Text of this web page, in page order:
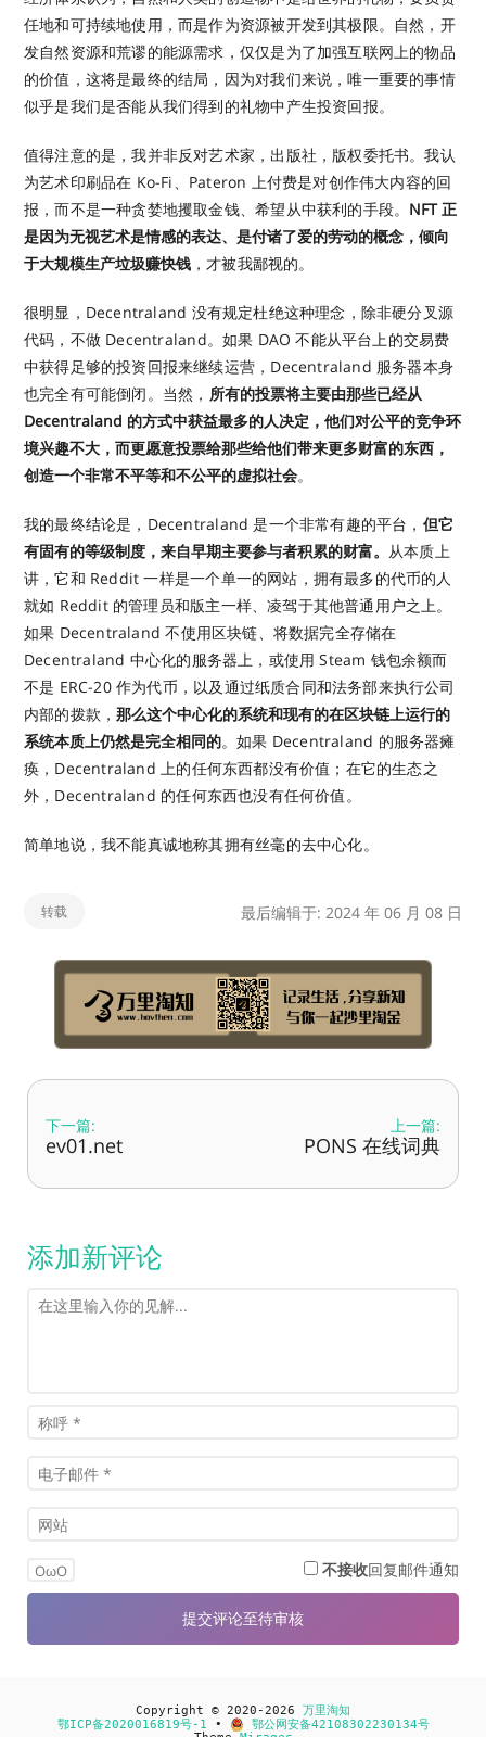
任地和可持续地使用，而是作为资源被开发到其极限。自然，开
发自然资源和荒谬的能源需求，仅仅是为了加强互联网上的物品
的价值，这将是最终的结局，因为对我们来说，唯一重要的事情
似乎是我们是否能从我们得到的礼物中产生投资回报。
值得注意的是，我并非反对艺术家，出版社，版权委托书。我认
为艺术印刷品在 Ko-Fi、Pateron 上付费是对创作伟大内容的回
报，而不是一种贪婪地攫取金钱、希望从中获利的手段。 NFT 正
是因为无视艺术是情感的表达、是付诸了爱的劳动的概念，倾向
于大规模生产垃圾赚快钱 ，才被我鄙视的。
很明显，Decentraland 没有规定杜绝这种理念，除非硬分叉源
代码，不做 Decentraland。如果 DAO 不能从平台上的交易费
中获得足够的投资回报来继续运营，Decentraland 服务器本身
也完全有可能倒闭。当然， 所有的投票将主要由那些已经从
Decentraland 的方式中获益最多的人决定，他们对公平的竞争环
境兴趣不大，而更愿意投票给那些给他们带来更多财富的东西，
创造一个非常不平等和不公平的虚拟社会。
我的最终结论是，Decentraland 是一个非常有趣的平台， 但它
有固有的等级制度，来自早期主要参与者积累的财富。 从本质上
讲，它和 Reddit 一样是一个单一的网站，拥有最多的代币的人
就如 Reddit 的管理员和版主一样、凌驾于其他普通用户之上。
如果 Decentraland 不使用区块链、将数据完全存储在
Decentraland 中心化的服务器上，或使用 Steam 钱包余额而
不是 ERC-20 作为代币，以及通过纸质合同和法务部来执行公司
内部的拨款，那么这个中心化的系统和现有的在区块链上运行的
系统本质上仍然是完全相同的。如果 Decentraland 的服务器瘫
痪，Decentraland 上的任何东西都没有价值；在它的生态之
外，Decentraland 的任何东西也没有任何价值。
简单地说，我不能真诚地称其拥有丝毫的去中心化。
转载 最后编辑于: 2024 年 06 月 08 日
下一篇:
ev01.net
上一篇:
PONS 在线词典
添加新评论
OωO 不接收回复邮件通知
Copyright © 2020-2026 万里淘知
鄂ICP备2020016819号-1 •
鄂公网安备42108302230134号